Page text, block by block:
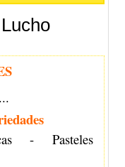
-Pasteles